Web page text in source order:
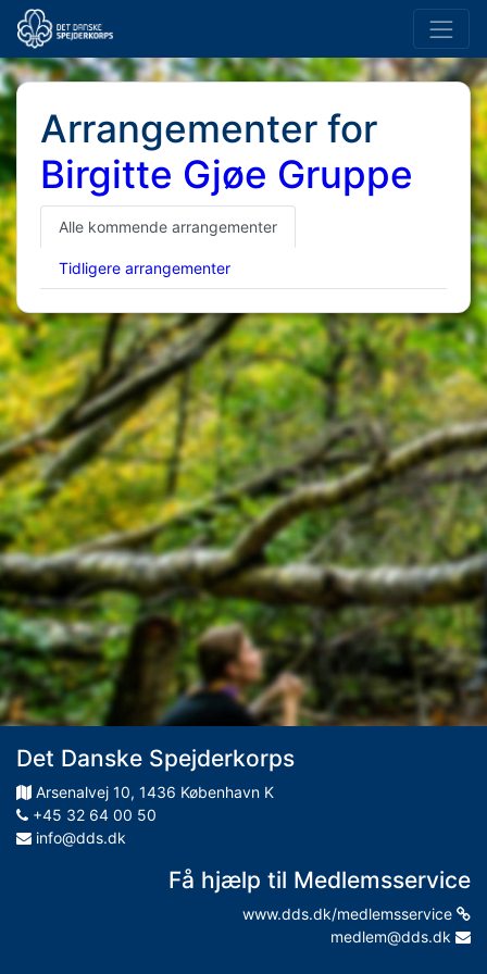
Arrangementer for
Birgitte Gjøe Gruppe
Alle kommende arrangementer
Tidligere arrangementer
Det Danske Spejderkorps
Arsenalvej 10, 1436 København K
+45 32 64 00 50
info@dds.dk
Få hjælp til Medlemsservice
www.dds.dk/medlemsservice
medlem@dds.dk